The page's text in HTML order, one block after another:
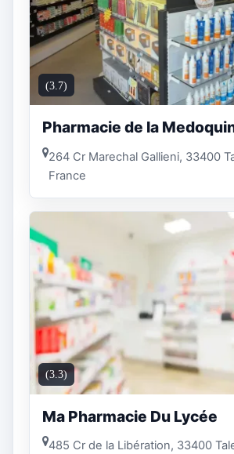
(3.7)
Pharmacie de la
264 Cr Marechal Gallieni, 33400
France
(3.3)
Ma Pharmacie Du Lycée
485 Cr de la Libération, 33400